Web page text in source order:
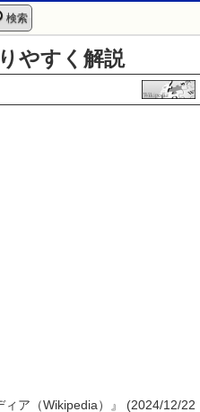
検索
やすく解説
ア（Wikipedia）』 (2024/12/22